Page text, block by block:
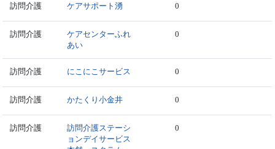
訪問介護 ケアサポート湧 0
訪問介護
ケアセンターふれ
あい
0
訪問介護 にこにこサービス 0
訪問介護 かたくり小金井 0
訪問介護
訪問介護ステーシ
ョンデイサービス
0